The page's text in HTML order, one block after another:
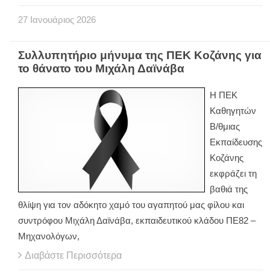
27 Ιανουάριος 2026
Συλλυπητήριο μήνυμα της ΠΕΚ Κοζάνης για
το θάνατο του Μιχάλη Δαϊνάβα
Η ΠΕΚ
Καθηγητών
Β/θμιας
Εκπαίδευσης
Κοζάνης
εκφράζει τη
βαθιά της
θλίψη για τον αδόκητο χαμό του αγαπητού μας φίλου και
συντρόφου Μιχάλη Δαϊνάβα, εκπαιδευτικού κλάδου ΠΕ82 –
Μηχανολόγων,
Διαβάστε Περισσότερα